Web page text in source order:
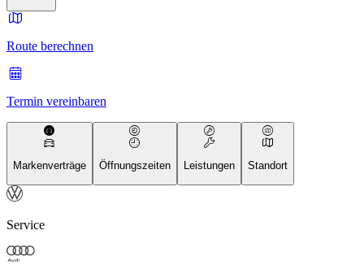
Route berechnen
Termin vereinbaren
Markenverträge Öffnungszeiten Leistungen Standort
Service